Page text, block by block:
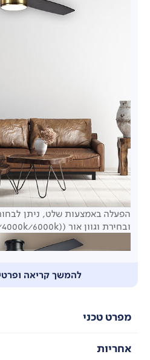
להמשך קריאה
ובחירת וגוון אור (CCT (3000k/4000k/6000k))
מפרט טכני
אחריות